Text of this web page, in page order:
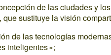
de las ciudades y
que sustituye la visión
de las tecnologías
inteligentes »;